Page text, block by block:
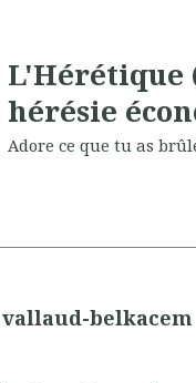
L'Hérétique
hérésie
Adore ce que tu as
vallaud-belkacem